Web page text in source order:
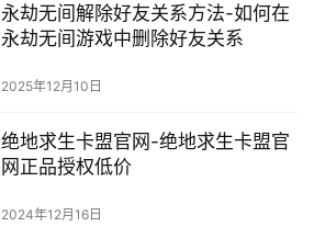
永劫无间解除好友关系方法-如何在
永劫无间游戏中删除好友关系
2025年12月10日
绝地求生卡盟官网-绝地求生卡盟官
网正品授权低价
2024年12月16日